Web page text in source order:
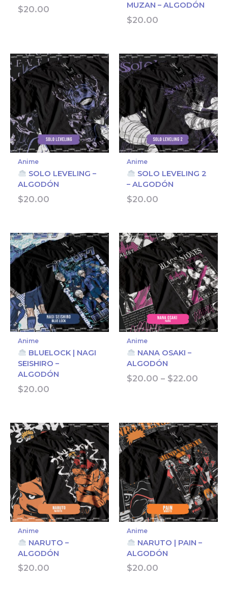
$20.00
MUZAN – ALGODÓN
$20.00
Anime
SOLO LEVELING –
ALGODÓN
$20.00
Anime
SOLO LEVELING 2
– ALGODÓN
$20.00
Anime
BLUELOCK | NAGI
SEISHIRO –
ALGODÓN
$20.00
Anime
NANA OSAKI –
ALGODÓN
$20.00 – $22.00
$22.00
Anime
NARUTO –
ALGODÓN
$20.00
Anime
NARUTO | PAIN –
ALGODÓN
$20.00